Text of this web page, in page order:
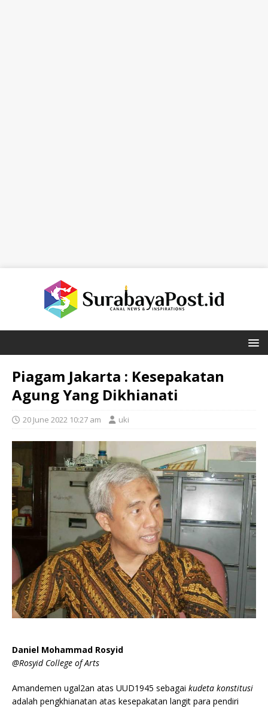
Piagam Jakarta : Kesepakatan
Agung Yang Dikhianati
20 June 2022 10:27 am uki
Daniel Mohammad Rosyid
@Rosyid College of Arts
Amandemen ugal2an atas UUD1945 sebagai kudeta konstitusi
adalah pengkhianatan atas kesepakatan langit para pendiri